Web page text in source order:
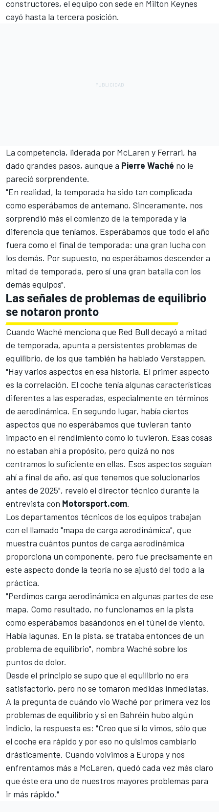
constructores, el equipo con sede en Milton Keynes
cayó hasta la tercera posición.
La competencia, liderada por McLaren y Ferrari, ha
dado grandes pasos, aunque a Pierre Waché no le
pareció sorprendente.
"En realidad, la temporada ha sido tan complicada
como esperábamos de antemano. Sinceramente, nos
sorprendió más el comienzo de la temporada y la
diferencia que teníamos. Esperábamos que todo el año
fuera como el final de temporada: una gran lucha con
los demás. Por supuesto, no esperábamos descender a
mitad de temporada, pero sí una gran batalla con los
demás equipos".
Las señales de problemas de equilibrio
se notaron pronto
Cuando Waché menciona que Red Bull decayó a mitad
de temporada, apunta a persistentes problemas de
equilibrio, de los que también ha hablado Verstappen.
"Hay varios aspectos en esa historia. El primer aspecto
es la correlación. El coche tenía algunas características
diferentes a las esperadas, especialmente en términos
de aerodinámica. En segundo lugar, había ciertos
aspectos que no esperábamos que tuvieran tanto
impacto en el rendimiento como lo tuvieron. Esas cosas
no estaban ahí a propósito, pero quizá no nos
centramos lo suficiente en ellas. Esos aspectos seguían
ahí a final de año, así que tenemos que solucionarlos
antes de 2025", reveló el director técnico durante la
entrevista con Motorsport.com.
Los departamentos técnicos de los equipos trabajan
con el llamado "mapa de carga aerodinámica", que
muestra cuántos puntos de carga aerodinámica
proporciona un componente, pero fue precisamente en
este aspecto donde la teoría no se ajustó del todo a la
práctica.
"Perdimos carga aerodinámica en algunas partes de ese
mapa. Como resultado, no funcionamos en la pista
como esperábamos basándonos en el túnel de viento.
Había lagunas. En la pista, se trataba entonces de un
problema de equilibrio", nombra Waché sobre los
puntos de dolor.
Desde el principio se supo que el equilibrio no era
satisfactorio, pero no se tomaron medidas inmediatas.
A la pregunta de cuándo vio Waché por primera vez los
problemas de equilibrio y si en Bahréin hubo algún
indicio, la respuesta es: "Creo que sí lo vimos, sólo que
el coche era rápido y por eso no quisimos cambiarlo
drásticamente. Cuando volvimos a Europa y nos
enfrentamos más a McLaren, quedó cada vez más claro
que éste era uno de nuestros mayores problemas para
ir más rápido."